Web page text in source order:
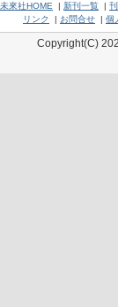
未來社HOME | 新刊一覧 |
リンク
| お問合せ | 個
Copyright(C)